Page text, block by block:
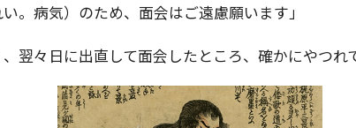
い。病気）のため、面会はご遠慮願います」
翌々日に出直して面会したところ、確かにやつれ